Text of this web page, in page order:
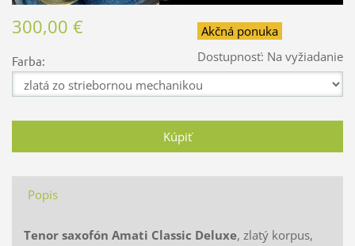
Akčná ponuka
Dostupnosť: Na vyžiadanie
300,00 €
Farba:
Popis
Tenor saxofón Amati Classic Deluxe, zlatý korpus,